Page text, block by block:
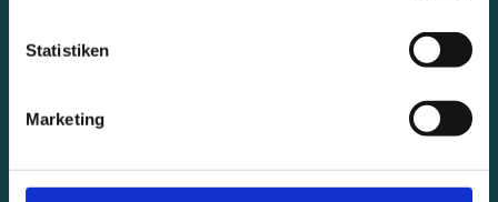
Statistiken
Marketing
buchen